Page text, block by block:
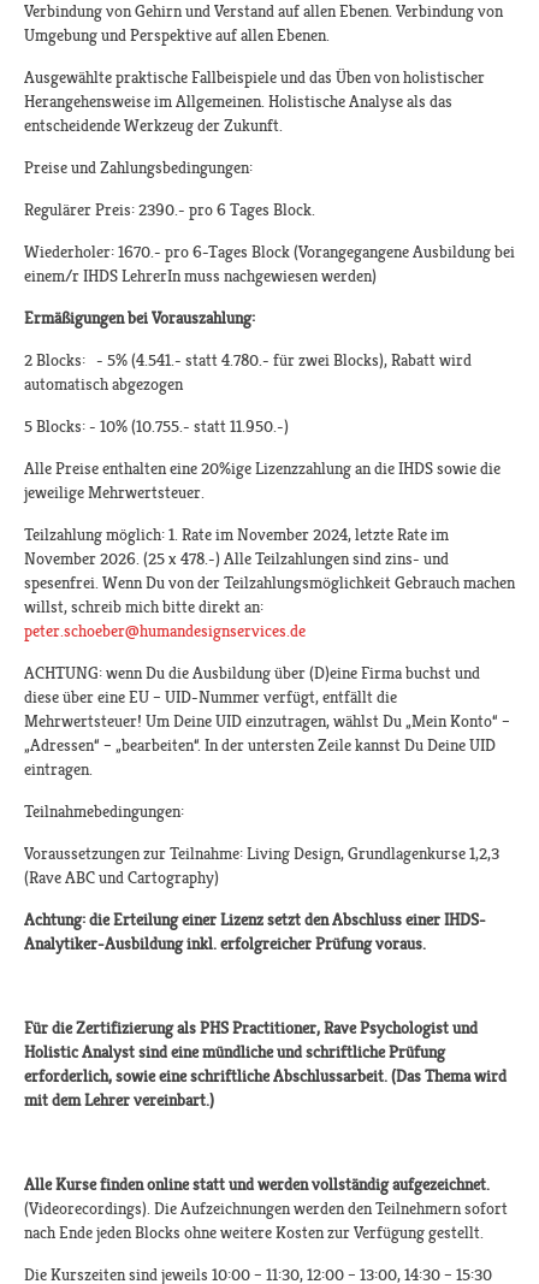
Verbindung von Gehirn und Verstand auf allen Ebenen. Verbindung von
Umgebung und Perspektive auf allen Ebenen.
Ausgewählte praktische Fallbeispiele und das Üben von holistischer
Herangehensweise im Allgemeinen. Holistische Analyse als das
entscheidende Werkzeug der Zukunft.
Preise und Zahlungsbedingungen:
Regulärer Preis: 2390.- pro 6 Tages Block.
Wiederholer: 1670.- pro 6-Tages Block (Vorangegangene Ausbildung bei
einem/r IHDS LehrerIn muss nachgewiesen werden)
Ermäßigungen bei Vorauszahlung:
2 Blocks: - 5% (4.541.- statt 4.780.- für zwei Blocks), Rabatt wird
automatisch abgezogen
5 Blocks: - 10% (10.755.- statt 11.950.-)
Alle Preise enthalten eine 20%ige Lizenzzahlung an die IHDS sowie die
jeweilige Mehrwertsteuer.
Teilzahlung möglich: 1. Rate im November 2024, letzte Rate im
November 2026. (25 x 478.-) Alle Teilzahlungen sind zins- und
spesenfrei. Wenn Du von der Teilzahlungsmöglichkeit Gebrauch machen
willst, schreib mich bitte direkt an:
peter.schoeber@humandesignservices.de
ACHTUNG: wenn Du die Ausbildung über (D)eine Firma buchst und
diese über eine EU – UID-Nummer verfügt, entfällt die
Mehrwertsteuer! Um Deine UID einzutragen, wählst Du „Mein Konto“ –
„Adressen“ – „bearbeiten“. In der untersten Zeile kannst Du Deine UID
eintragen.
Teilnahmebedingungen:
Voraussetzungen zur Teilnahme: Living Design, Grundlagenkurse 1,2,3
(Rave ABC und Cartography)
Achtung: die Erteilung einer Lizenz setzt den Abschluss einer IHDS-
Analytiker-Ausbildung inkl. erfolgreicher Prüfung voraus.
Für die Zertifizierung als PHS Practitioner, Rave Psychologist und
Holistic Analyst sind eine mündliche und schriftliche Prüfung
erforderlich, sowie eine schriftliche Abschlussarbeit. (Das Thema wird
mit dem Lehrer vereinbart.)
Alle Kurse finden online statt und werden vollständig aufgezeichnet.
(Videorecordings). Die Aufzeichnungen werden den Teilnehmern sofort
nach Ende jeden Blocks ohne weitere Kosten zur Verfügung gestellt.
Die Kurszeiten sind jeweils 10:00 – 11:30, 12:00 – 13:00, 14:30 – 15:30